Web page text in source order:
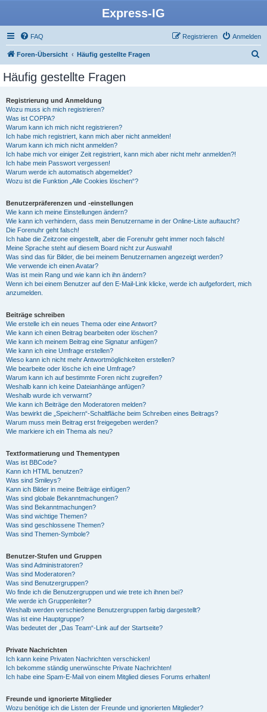
Express-IG
FAQ Anmelden
Registrieren
Foren-Übersicht Häufig gestellte Fragen
Häufig gestellte Fragen
Registrierung und Anmeldung
Wozu muss ich mich registrieren?
Was ist COPPA?
Warum kann ich mich nicht registrieren?
Ich habe mich registriert, kann mich aber nicht anmelden!
Warum kann ich mich nicht anmelden?
Ich habe mich vor einiger Zeit registriert, kann mich aber nicht mehr anmelden?!
Ich habe mein Passwort vergessen!
Warum werde ich automatisch abgemeldet?
Wozu ist die Funktion „Alle Cookies löschen“?
Benutzerpräferenzen und -einstellungen
Wie kann ich meine Einstellungen ändern?
Wie kann ich verhindern, dass mein Benutzername in der Online-Liste auftaucht?
Die Forenuhr geht falsch!
Ich habe die Zeitzone eingestellt, aber die Forenuhr geht immer noch falsch!
Meine Sprache steht auf diesem Board nicht zur Auswahl!
Was sind das für Bilder, die bei meinem Benutzernamen angezeigt werden?
Wie verwende ich einen Avatar?
Was ist mein Rang und wie kann ich ihn ändern?
Wenn ich bei einem Benutzer auf den E-Mail-Link klicke, werde ich aufgefordert, mich
anzumelden.
Beiträge schreiben
Wie erstelle ich ein neues Thema oder eine Antwort?
Wie kann ich einen Beitrag bearbeiten oder löschen?
Wie kann ich meinem Beitrag eine Signatur anfügen?
Wie kann ich eine Umfrage erstellen?
Wieso kann ich nicht mehr Antwortmöglichkeiten erstellen?
Wie bearbeite oder lösche ich eine Umfrage?
Warum kann ich auf bestimmte Foren nicht zugreifen?
Weshalb kann ich keine Dateianhänge anfügen?
Weshalb wurde ich verwarnt?
Wie kann ich Beiträge den Moderatoren melden?
Was bewirkt die „Speichern“-Schaltfläche beim Schreiben eines Beitrags?
Warum muss mein Beitrag erst freigegeben werden?
Wie markiere ich ein Thema als neu?
Textformatierung und Thementypen
Was ist BBCode?
Kann ich HTML benutzen?
Was sind Smileys?
Kann ich Bilder in meine Beiträge einfügen?
Was sind globale Bekanntmachungen?
Was sind Bekanntmachungen?
Was sind wichtige Themen?
Was sind geschlossene Themen?
Was sind Themen-Symbole?
Benutzer-Stufen und Gruppen
Was sind Administratoren?
Was sind Moderatoren?
Was sind Benutzergruppen?
Wo finde ich die Benutzergruppen und wie trete ich ihnen bei?
Wie werde ich Gruppenleiter?
Weshalb werden verschiedene Benutzergruppen farbig dargestellt?
Was ist eine Hauptgruppe?
Was bedeutet der „Das Team“-Link auf der Startseite?
Private Nachrichten
Ich kann keine Privaten Nachrichten verschicken!
Ich bekomme ständig unerwünschte Private Nachrichten!
Ich habe eine Spam-E-Mail von einem Mitglied dieses Forums erhalten!
Freunde und ignorierte Mitglieder
Wozu benötige ich die Listen der Freunde und ignorierten Mitglieder?